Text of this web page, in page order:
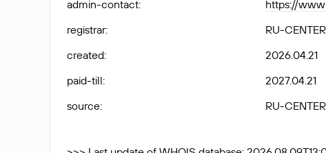
admin-contact:
https://
registrar:
RU-
created:
2026.04.21
paid-till:
2027.04.21
source: RU-CENTER